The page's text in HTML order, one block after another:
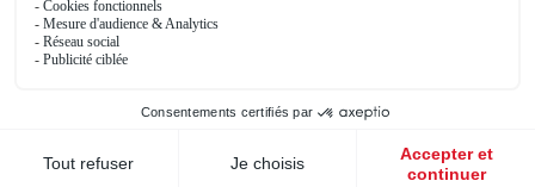
Que faire avec du Tapioca ?